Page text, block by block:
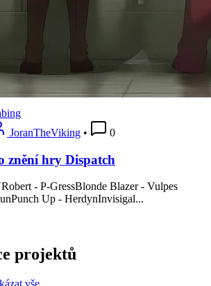
JoranTheViking • 0
znění hry Dispatch
- P-GressBlonde Blazer - Vulpes
Up - HerdynInvisigal...
projektů